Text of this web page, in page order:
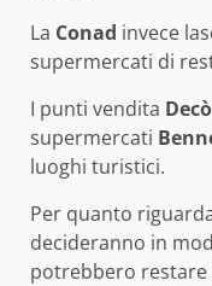
La Conad invece
supermercati di
I punti vendita Decò
supermercati
luoghi turistici.
Per quanto
decideranno in
potrebbero